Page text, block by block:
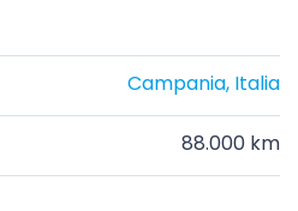
Campania, Italia
88.000 km